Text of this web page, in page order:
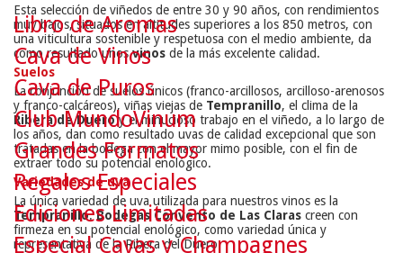
Esta selección de viñedos de entre 30 y 90 años, con rendimientos
muy bajos, situados en altitudes superiores a los 850 metros, con
una viticultura sostenible y respetuosa con el medio ambiente, da
como resultado unosvinos de la más excelente calidad.
Suelos
La conjunción de suelos únicos (franco-arcillosos, arcilloso-arenosos
y franco-calcáreos), viñas viejas de Tempranillo, el clima de la
Ribera de Dueroy el minucioso trabajo en el viñedo, a lo largo de
los años, dan como resultado uvas de calidad excepcional que son
tratadas en la bodega con el mayor mimo posible, con el fin de
extraer todo su potencial enológico.
Variedades de uva
La única variedad de uva utilizada para nuestros vinos es la
Tempranillo.Bodegas Convento de Las Claras creen con
firmeza en su potencial enológico, como variedad única y
representativa de la Ribera del Duero.
Libro de Aromas
Cava de Vinos
Cava de Puros
Club MundoVinum
Grandes Formatos
Regalos Especiales
Ediciones Limitadas
Especial Cavas y Champagnes